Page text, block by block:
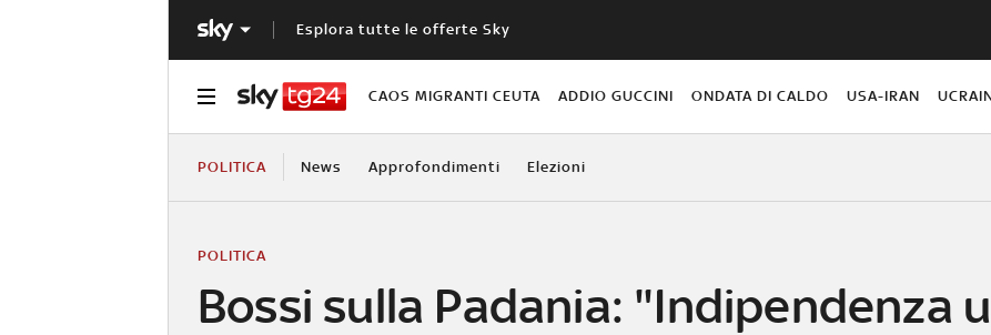
Esplora tutte le offerte Sky
CAOS MIGRANTI CEUTA ADDIO GUCCINI ONDATA DI CALDO USA-IRAN
POLITICA News Approfondimenti Elezioni
Bossi sulla Padania: "Indipendenza
POLITICA